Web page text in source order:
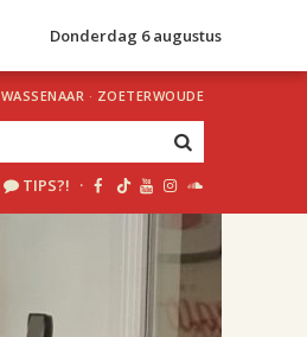
Donderdag 6 augustus
WASSENAAR · ZOETERWOUDE
TIPS?! ·
uur 1 van 2
Volgend uur